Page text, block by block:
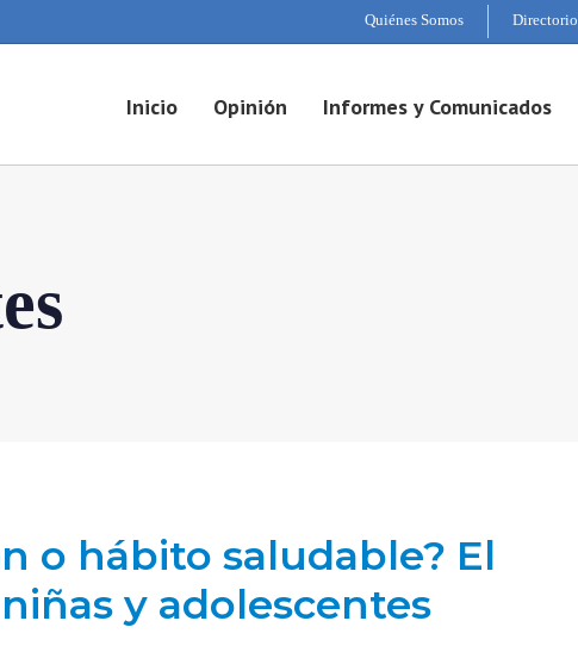
Quiénes Somos Directorio
Inicio Opinión Informes y Comunicados
o hábito saludable? El
y adolescentes